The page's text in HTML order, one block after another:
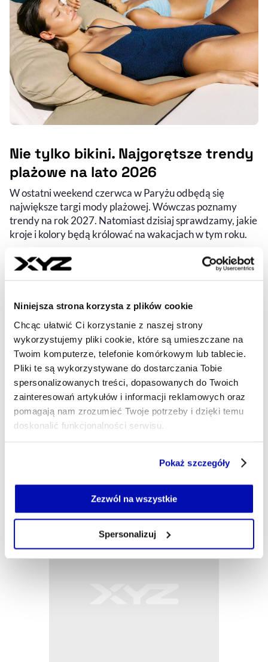
Niniejsza strona korzysta z plików cookie
Chcąc ułatwić Ci korzystanie z naszej strony
wykorzystujemy pliki cookie, które są umieszczane na
Twoim komputerze, telefonie komórkowym lub tablecie.
Pliki te są wykorzystywane do dostarczania Tobie
spersonalizowanych treści, dopasowanych do Twoich
zainteresowań artykułów i informacji reklamowych oraz
pomagają nam zrozumieć Twoje potrzeby i dzięki temu
doskonalić funkcjonalności serwisu.
Jeżeli nie wyrażasz zgody na zapisywanie plików cookie,
możesz łatwo zarządzać swoimi uprawnieniami, np. we
własnej przeglądarce internetowej lub po wybraniu opcji
Pokaż szczegóły
Zezwól na wszystkie
Spersonalizuj
Nie tylko bikini. Najgorętsze trendy
plażowe na lato 2026
W ostatni weekend czerwca w Paryżu odbędą się
największe targi mody plażowej. Wówczas poznamy
trendy na rok 2027. Natomiast dzisiaj sprawdzamy, jakie
kroje i kolory będą królować na wakacjach w tym roku.
JAKUB SZYMANEK
- AUTOR ARTYKUŁU - PROFIL